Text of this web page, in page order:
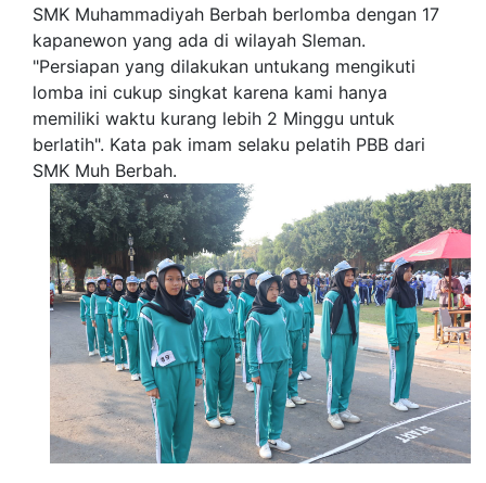
SMK Muhammadiyah Berbah berlomba dengan 17
kapanewon yang ada di wilayah Sleman.
"Persiapan yang dilakukan untukang mengikuti
lomba ini cukup singkat karena kami hanya
memiliki waktu kurang lebih 2 Minggu untuk
berlatih". Kata pak imam selaku pelatih PBB dari
SMK Muh Berbah.